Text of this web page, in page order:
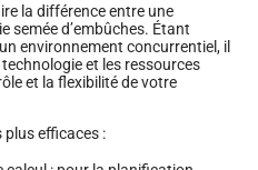
la différence entre une
semée d’embûches. Étant
environnement concurrentiel, il
et les ressources
et la flexibilité de votre
plus efficaces :